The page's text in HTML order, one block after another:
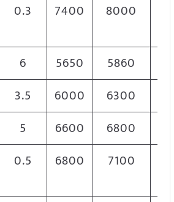
0.3 7400 8000
6 5650 5860
3.5 6000 6300
5 6600 6800
0.5 6800 7100